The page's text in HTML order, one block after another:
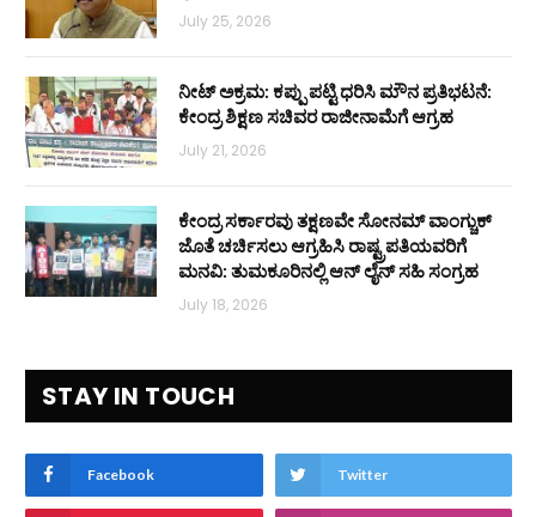
July 25, 2026
ನೀಟ್ ಅಕ್ರಮ: ಕಪ್ಪು ಪಟ್ಟಿ ಧರಿಸಿ ಮೌನ ಪ್ರತಿಭಟನೆ:
ಕೇಂದ್ರ ಶಿಕ್ಷಣ ಸಚಿವರ ರಾಜೀನಾಮೆಗೆ ಆಗ್ರಹ
July 21, 2026
ಕೇಂದ್ರ ಸರ್ಕಾರವು ತಕ್ಷಣವೇ ಸೋನಮ್ ವಾಂಗ್ಚುಕ್
ಜೊತೆ ಚರ್ಚಿಸಲು ಆಗ್ರಹಿಸಿ ರಾಷ್ಟ್ರಪತಿಯವರಿಗೆ
ಮನವಿ: ತುಮಕೂರಿನಲ್ಲಿ ಆನ್‌ ಲೈನ್ ಸಹಿ ಸಂಗ್ರಹ
July 18, 2026
STAY IN TOUCH
Facebook Twitter